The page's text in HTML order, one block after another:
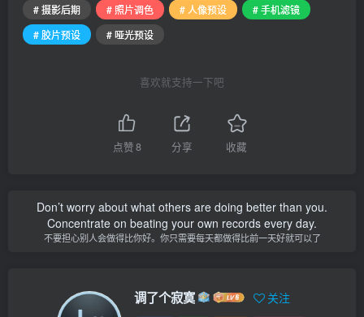
# 摄影后期
# 照片调色 # 人像预设
# 手机滤镜
# 胶片预设
# 哑光预设
喜欢就支持一下吧
点赞8 分享 收藏
Don’t worry about what others are doing better than you.
Concentrate on beating your own records every day.
不要担心别人会做得比你好。你只需要每天都做得比前一天好就可以了
调了个寂寞 关注